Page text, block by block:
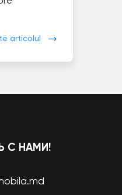
articolul
С НАМИ!